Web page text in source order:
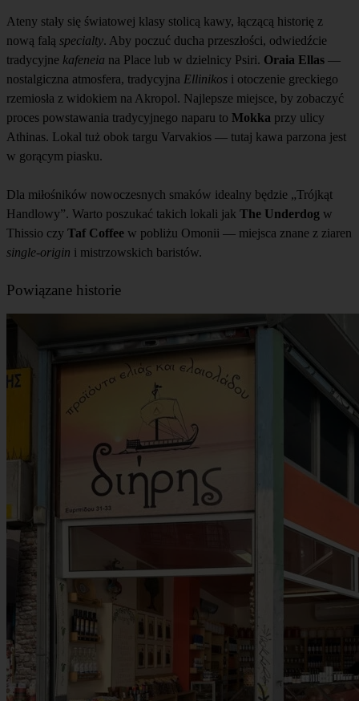
Ateny stały się światowej klasy stolicą kawy, łączącą historię z
nową falą specialty. Aby poczuć ducha przeszłości, odwiedźcie
tradycyjne kafeneia na Place lub w dzielnicy Psiri. Oraia Ellas —
nostalgiczna atmosfera, tradycyjna Ellinikos i otoczenie greckiego
rzemiosła z widokiem na Akropol. Najlepsze miejsce, by zobaczyć
proces powstawania tradycyjnego naparu to Mokka przy ulicy
Athinas. Lokal tuż obok targu Varvakios — tutaj kawa parzona jest
w gorącym piasku.
Dla miłośników nowoczesnych smaków idealny będzie „Trójkąt
Handlowy”. Warto poszukać takich lokali jak The Underdog w
Thissio czy Taf Coffee w pobliżu Omonii — miejsca znane z ziaren
single-origin i mistrzowskich baristów.
Powiązane historie